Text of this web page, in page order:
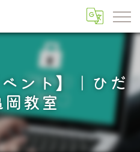
ント】｜ひだ
教室